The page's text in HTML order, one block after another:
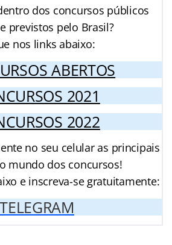
dos concursos públicos
previstos pelo Brasil?
nos links abaixo:
ABERTOS
2021
2022
no seu celular as principais
mundo dos concursos!
e inscreva-se gratuitamente:
TELEGRAM